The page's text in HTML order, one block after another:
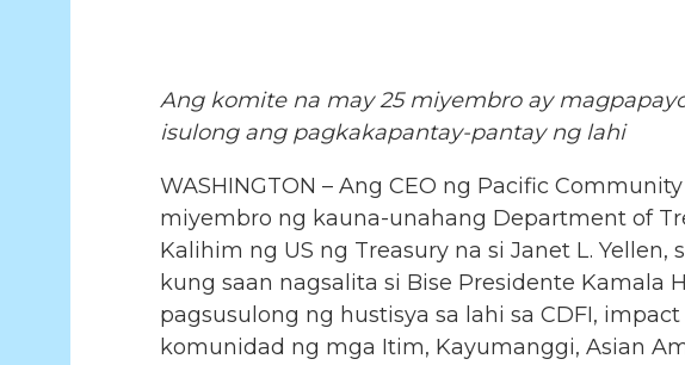
Ang komite na may 25 miyembro ay
isulong ang pagkakapantay-pantay ng lahi
WASHINGTON – Ang CEO ng Pacific
miyembro ng kauna-unahang Department of
Kalihim ng US ng Treasury na si Janet L.
kung saan nagsalita si Bise Presidente Kamala
pagsusulong ng hustisya sa lahi sa CDFI,
komunidad ng mga Itim, Kayumanggi, Asian